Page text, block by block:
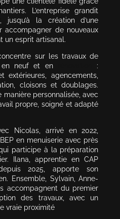
L’entreprise grandit
jusqu’à la création d’une
accompagner de nouveaux
un esprit artisanal.
sur les travaux de
en neuf et en
:
extérieures, agencements,
cloisons et doublages.
personnalisée, avec
propre, soigné et adapté
Nicolas, arrivé en 2022,
en menuiserie avec près
participe à la préparation
Ilana, apprentie en CAP
2025, apporte son
Ensemble, Sylvain, Anne-
accompagnent du premier
des travaux, avec un
vraie proximité